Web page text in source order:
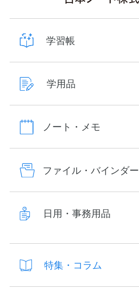
学習帳
学用品
ノート・メモ
ファイル・バインダー
日用・事務用品
特集・コラム